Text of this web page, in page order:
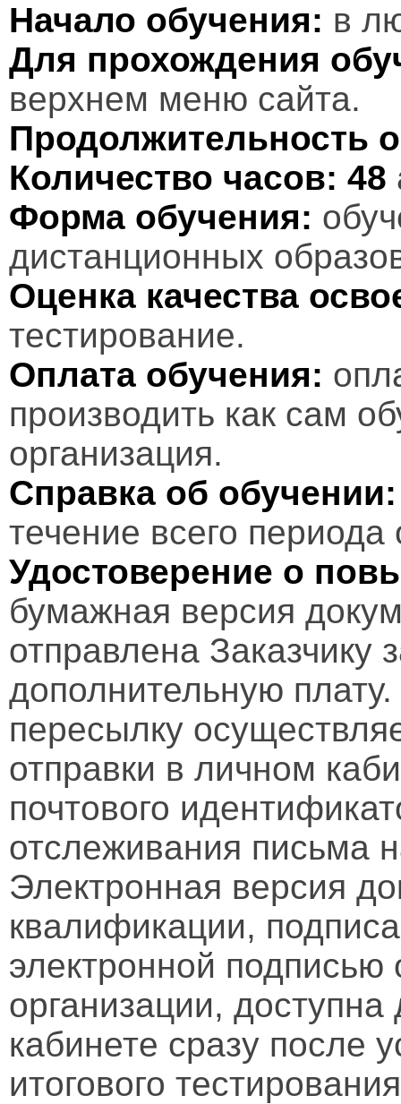
Начало обучения: в
Для прохождения
верхнем меню сайта.
Продолжительность
Количество часов: 48
Форма обучения:
дистанционных
Оценка качества
тестирование.
Оплата обучения:
производить как сам
организация.
Справка об обучении:
течение всего периода
Удостоверение о
бумажная версия
отправлена Заказчику
дополнительную
пересылку
отправки в личном
почтового
отслеживания письма
Электронная версия
квалификации,
электронной подписью
организации,
кабинете сразу после
итогового